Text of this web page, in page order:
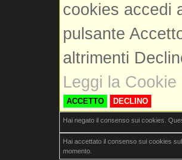
cookies accedi
pulsante
altrimenti
Leggi la Cookie
ACCETTO DECLINO
Hai negato il consenso sui cookies.
Hai accettato il consenso sui cookies
momento.